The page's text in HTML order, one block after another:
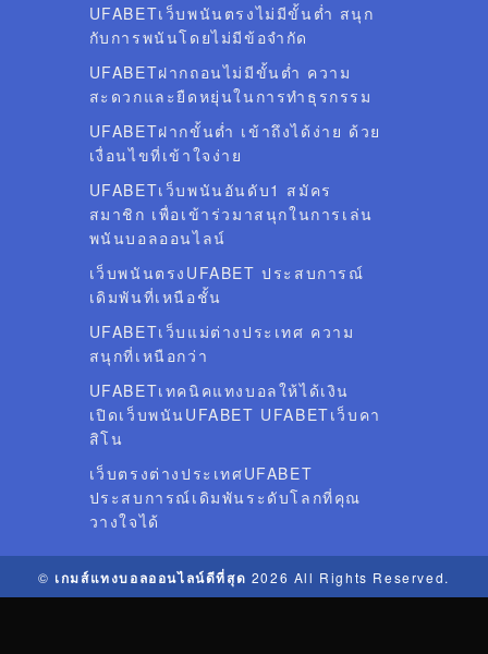
UFABETเว็บพนันตรงไม่มีขั้นต่ำ สนุก
กับการพนันโดยไม่มีข้อจำกัด
UFABETฝากถอนไม่มีขั้นต่ำ ความ
สะดวกและยืดหยุ่นในการทำธุรกรรม
UFABETฝากขั้นต่ำ เข้าถึงได้ง่าย ด้วย
เงื่อนไขที่เข้าใจง่าย
UFABETเว็บพนันอันดับ1 สมัคร
สมาชิก เพื่อเข้าร่วมาสนุกในการเล่น
พนันบอลออนไลน์
เว็บพนันตรงUFABET ประสบการณ์
เดิมพันที่เหนือชั้น
UFABETเว็บแม่ต่างประเทศ ความ
สนุกที่เหนือกว่า
UFABETเทคนิคแทงบอลให้ได้เงิน
เปิดเว็บพนันUFABET UFABETเว็บคา
สิโน
เว็บตรงต่างประเทศUFABET
ประสบการณ์เดิมพันระดับโลกที่คุณ
วางใจได้
© เกมส์แทงบอลออนไลน์ดีที่สุด 2026 All Rights Reserved.